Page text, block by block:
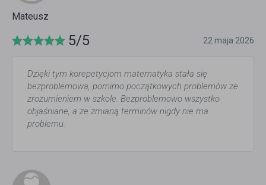
Mateusz
5/5 22 maja 2026
Dzięki tym korepetycjom matematyka stała się
bezproblemowa, pomimo początkowych problemów ze
zrozumieniem w szkole. Bezproblemowo wszystko
objaśniane, a ze zmianą terminów nigdy nie ma
problemu.